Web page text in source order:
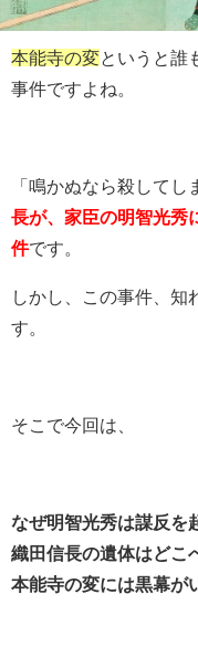
本能寺の変というと誰
事件ですよね。
「鳴かぬなら殺して
長が、家臣の明智光秀
件です。
しかし、この事件、知
す。
そこで今回は、
なぜ明智光秀は謀反を
織田信長の遺体はどこ
本能寺の変には黒幕が